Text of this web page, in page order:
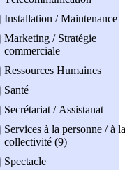
Installation / Maintenance
Marketing / Stratégie
commerciale
Ressources Humaines
Santé
Secrétariat / Assistanat
Services à la personne / à la
collectivité (9)
Spectacle